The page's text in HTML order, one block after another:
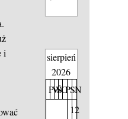
i
sierpień
2026
PW
ŚCPSN
12